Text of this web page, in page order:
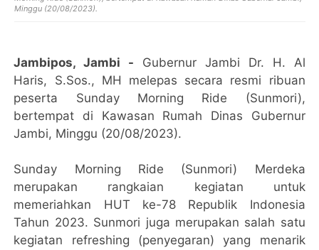
Minggu (20/08/2023).
Jambipos, Jambi - Gubernur Jambi Dr. H. Al
Haris, S.Sos., MH melepas secara resmi ribuan
peserta Sunday Morning Ride (Sunmori),
bertempat di Kawasan Rumah Dinas Gubernur
Jambi, Minggu (20/08/2023).
Sunday Morning Ride (Sunmori) Merdeka
merupakan rangkaian kegiatan untuk
memeriahkan HUT ke-78 Republik Indonesia
Tahun 2023. Sunmori juga merupakan salah satu
kegiatan refreshing (penyegaran) yang menarik